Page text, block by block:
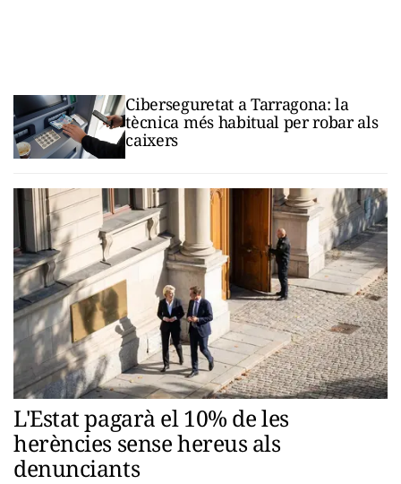
Ciberseguretat a Tarragona: la
tècnica més habitual per robar als
caixers
L'Estat pagarà el 10% de les
herències sense hereus als
denunciants